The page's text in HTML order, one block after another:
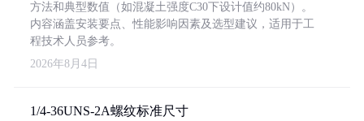
方法和典型数值（如混凝土强度C30下设计值约80kN）。
内容涵盖安装要点、性能影响因素及选型建议，适用于工
程技术人员参考。
2026年8月4日
1/4-36UNS-2A螺纹标准尺寸